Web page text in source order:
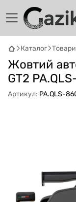
Каталог
Жовтий
GT2
Артикул: PA.QLS-
GAZIK AI
Привіт! 👋